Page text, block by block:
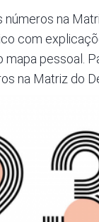
na
com
pessoal.
na Matriz do